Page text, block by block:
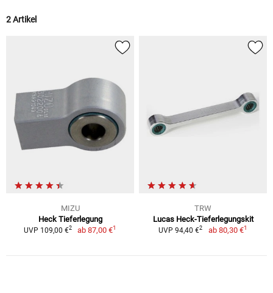
2 Artikel
MIZU
Heck Tieferlegung
UVP 109,00 €2 ab87,00 €1
TRW
Lucas Heck-Tieferlegungskit
UVP 94,40 €2 ab 80,30 €1